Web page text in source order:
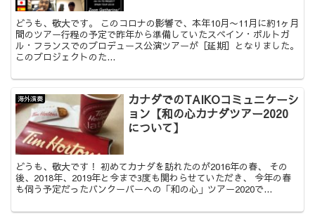
どうも、敬大です。 このコロナの影響で、本年10月〜11月に約1ヶ月
間のツアー行程の予定で昨年から準備していたスペイン・ポルトガ
ル・フランスでのプロデュース公演ツアーが［延期］となりました。
このプロジェクトのた...
海外演奏
カナダでのTAIKOコミュニケーシ
ョン【和の心カナダツアー2020
について】
どうも、敬大です！ 初めてカナダを訪れたのが2016年の春、 その
後、2018年、2019年と今まで3度も関わらせていただき、 今年の春
も伺う予定だったバンクーバーへの「和の心」ツアー2020で...